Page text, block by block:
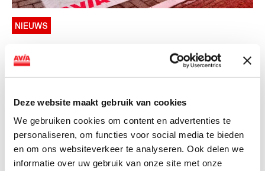
Deze website maakt gebruik van cookies
We gebruiken cookies om content en advertenties te
personaliseren, om functies voor social media te bieden
en om ons websiteverkeer te analyseren. Ook delen we
informatie over uw gebruik van onze site met onze
NIEUWS
AVIA VOLT en Fletcher Hotels starten
landelijke uitrol van DC-
AVIA VOLT en Fletcher Hotels starten landelijke uitrol
van DC-snellaadinfrastructuur AVIA VOLT en...
Lees verder